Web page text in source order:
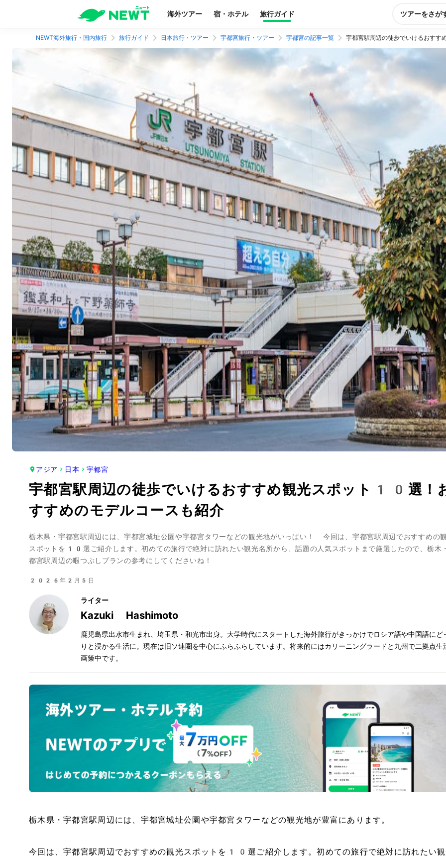
海外ツアー 宿・ホテル 旅行ガイド ツアーをさが
NEWT海外旅行・国内旅行 旅行ガイド 日本旅行・ツアー 宇都宮旅行・ツアー 宇都宮の記事一覧 宇都宮駅周辺の徒歩でいけるおす
アジア 日本 宇都宮
宇都宮駅周辺の徒歩でいけるおすすめ観光スポット10選！
すすめのモデルコースも紹介
栃木県・宇都宮駅周辺には、宇都宮城址公園や宇都宮タワーなどの観光地がいっぱい！ 今回は、宇都宮駅周辺でおすすめの
スポットを10選ご紹介します。初めての旅行で絶対に訪れたい観光名所から、話題の人気スポットまで厳選したので、栃木
都宮駅周辺の暇つぶしプランの参考にしてくださいね！
2026年2月5日
ライター
Kazuki Hashimoto
鹿児島県出水市生まれ、埼玉県・和光市出身。大学時代にスタートした海外旅行がきっかけでロシア語や中国語にど
りと浸かる生活に。現在は旧ソ連圏を中心にふらふらしています。将来的にはカリーニングラードと九州で二拠点生
画策中です。
栃木県・宇都宮駅周辺には、宇都宮城址公園や宇都宮タワーなどの観光地が豊富にあります。
今回は、宇都宮駅周辺でおすすめの観光スポットを10選ご紹介します。初めての旅行で絶対に訪れたい